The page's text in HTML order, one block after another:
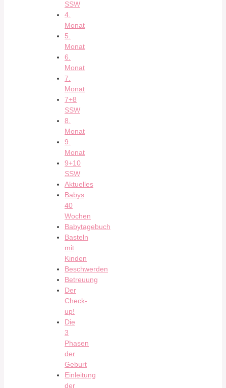
SSW
4.
Monat
5.
Monat
6.
Monat
7.
Monat
7+8
SSW
8.
Monat
9.
Monat
9+10
SSW
Aktuelles
Babys
40
Wochen
Babytagebuch
Basteln
mit
Kinden
Beschwerden
Betreuung
Der
Check-
up!
Die
3
Phasen
der
Geburt
Einleitung
der